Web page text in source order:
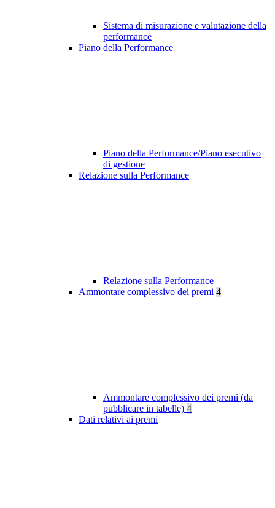
Sistema di misurazione e valutazione della
performance
Piano della Performance
Piano della Performance/Piano esecutivo
di gestione
Relazione sulla Performance
Relazione sulla Performance
Ammontare complessivo dei premi 4
Ammontare complessivo dei premi (da
pubblicare in tabelle) 4
Dati relativi ai premi